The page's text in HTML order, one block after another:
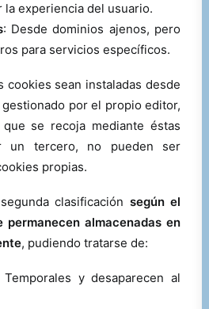
la experiencia del usuario.
: Desde dominios ajenos, pero
para servicios específicos.
cookies sean instaladas desde
por el propio editor,
se recoja mediante éstas
un tercero, no pueden ser
propias.
clasificación según el
permanecen almacenadas en
, pudiendo tratarse de:
Temporales y desaparecen al